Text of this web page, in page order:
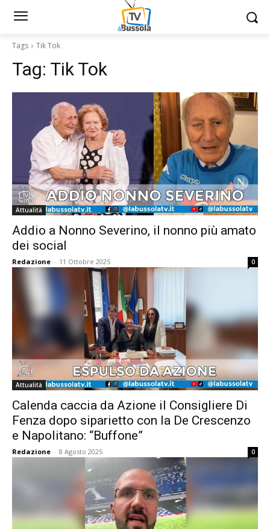
Tags Tik Tok
Tag: Tik Tok
Attualità
Addio a Nonno Severino, il nonno più amato
dei social
Redazione - 11 Ottobre 2025 0
Attualità
Calenda caccia da Azione il Consigliere Di
Fenza dopo siparietto con la De Crescenzo
e Napolitano: “Buffone”
Redazione - 8 Agosto 2025 0